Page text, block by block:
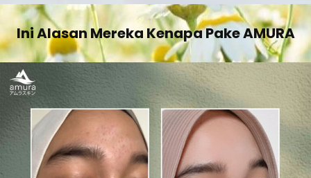
Ini Alasan Mereka Kenapa Pake AMURA